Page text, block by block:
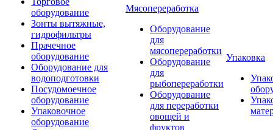
оборудование
Зонты вытяжные,
гидрофильтры
Прачечное
оборудование
Оборудование для
водоподготовки
Посудомоечное
оборудование
Упаковочное
оборудование
Мясопереработка
Оборудование
для
мясопереработки
Оборудование
для
рыбопереработки
Оборудование
для переработки
овощей и
фруктов
Упаковка